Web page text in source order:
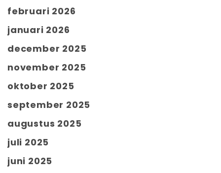
februari 2026
januari 2026
december 2025
november 2025
oktober 2025
september 2025
augustus 2025
juli 2025
juni 2025